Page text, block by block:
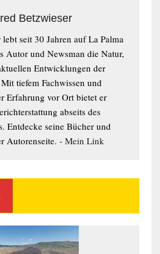
Betzwieser
seit 30 Jahren auf La Palma
Autor und Newsman die Natur,
Entwicklungen der
tiefem Fachwissen und
Erfahrung vor Ort bietet er
abseits des
Entdecke seine Bücher und
Autorenseite. - Mein Link